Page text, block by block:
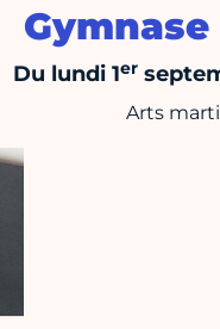
Du lundi 1er
Arts